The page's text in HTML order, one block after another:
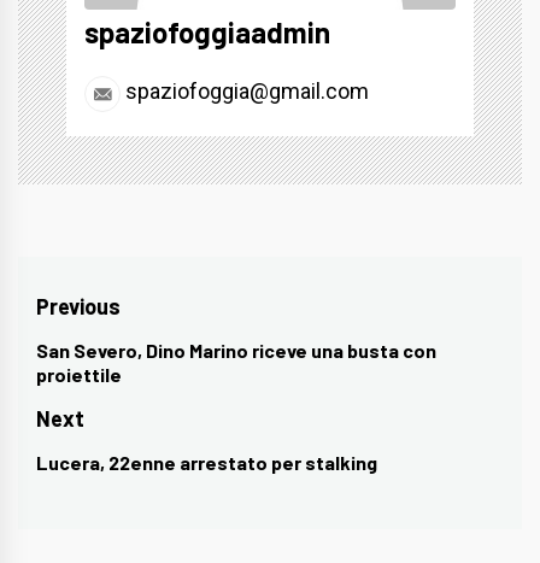
spaziofoggiaadmin
spaziofoggia@gmail.com
Navigazione
articoli
Previous
Previous
post:
San Severo, Dino Marino riceve una busta con
proiettile
Next
Next
Lucera, 22enne arrestato per stalking